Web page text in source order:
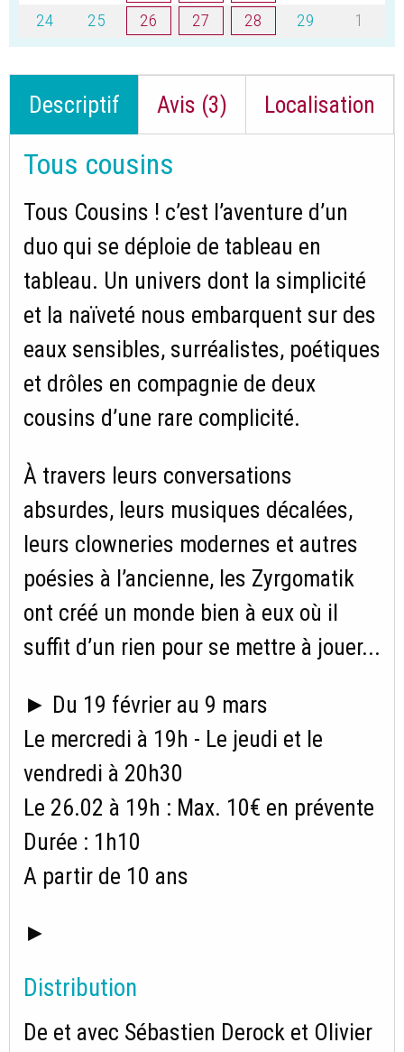
24
25 26 27 28 29 1
Descriptif Avis (3) Localisation
Tous cousins
Tous Cousins ! c’est l’aventure d’un
duo qui se déploie de tableau en
tableau. Un univers dont la simplicité
et la naïveté nous embarquent sur des
eaux sensibles, surréalistes, poétiques
et drôles en compagnie de deux
cousins d’une rare complicité.
À travers leurs conversations
absurdes, leurs musiques décalées,
leurs clowneries modernes et autres
poésies à l’ancienne, les Zyrgomatik
ont créé un monde bien à eux où il
suffit d’un rien pour se mettre à jouer...
► Du 19 février au 9 mars
Le mercredi à 19h - Le jeudi et le
vendredi à 20h30
Le 26.02 à 19h : Max. 10€ en prévente
Durée : 1h10
A partir de 10 ans
►
Distribution
De et avec Sébastien Derock et Olivier